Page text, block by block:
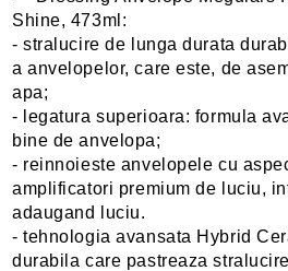
Shine, 473ml:
- stralucire de lunga durata
a anvelopelor, care este, de
apa;
- legatura superioara: formula
bine de anvelopa;
- reinnoieste anvelopele cu
amplificatori premium de luciu,
adaugand luciu.
- tehnologia avansata Hybrid
durabila care pastreaza